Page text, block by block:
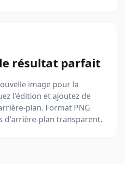
résultat parfait
image pour la
l'édition et ajoutez de
plan. Format PNG
d'arrière-plan transparent.